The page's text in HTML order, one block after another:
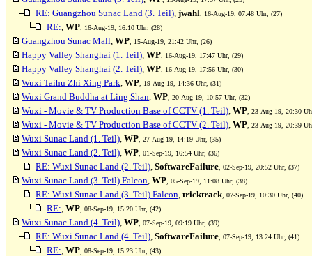
RE: Guangzhou Sunac Land (3. Teil), jwahl , 16-Aug-19, 07:48 Uhr, (27)
RE:, WP , 16-Aug-19, 16:10 Uhr, (28)
Guangzhou Sunac Mall, WP , 15-Aug-19, 21:42 Uhr, (26)
Happy Valley Shanghai (1. Teil), WP , 16-Aug-19, 17:47 Uhr, (29)
Happy Valley Shanghai (2. Teil), WP , 16-Aug-19, 17:56 Uhr, (30)
Wuxi Taihu Zhi Xing Park, WP , 19-Aug-19, 14:36 Uhr, (31)
Wuxi Grand Buddha at Ling Shan, WP , 20-Aug-19, 10:57 Uhr, (32)
Wuxi - Movie & TV Production Base of CCTV (1. Teil), WP , 23-Aug-19, 20:30
Wuxi - Movie & TV Production Base of CCTV (2. Teil), WP , 23-Aug-19, 20:39
Wuxi Sunac Land (1. Teil), WP , 27-Aug-19, 14:19 Uhr, (35)
Wuxi Sunac Land (2. Teil), WP , 01-Sep-19, 16:54 Uhr, (36)
RE: Wuxi Sunac Land (2. Teil), SoftwareFailure , 02-Sep-19, 20:52 Uhr, (37)
Wuxi Sunac Land (3. Teil) Falcon, WP , 05-Sep-19, 11:08 Uhr, (38)
RE: Wuxi Sunac Land (3. Teil) Falcon, tricktrack , 07-Sep-19, 10:30 Uhr, (40)
RE:, WP , 08-Sep-19, 15:20 Uhr, (42)
Wuxi Sunac Land (4. Teil), WP , 07-Sep-19, 09:19 Uhr, (39)
RE: Wuxi Sunac Land (4. Teil), SoftwareFailure , 07-Sep-19, 13:24 Uhr, (41)
RE:, WP , 08-Sep-19, 15:23 Uhr, (43)